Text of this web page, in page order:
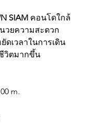
SIAM คอนโดใกล้
วยความสะดวก
ดเวลาในการเดิน
วิตมากขึ้น
m.